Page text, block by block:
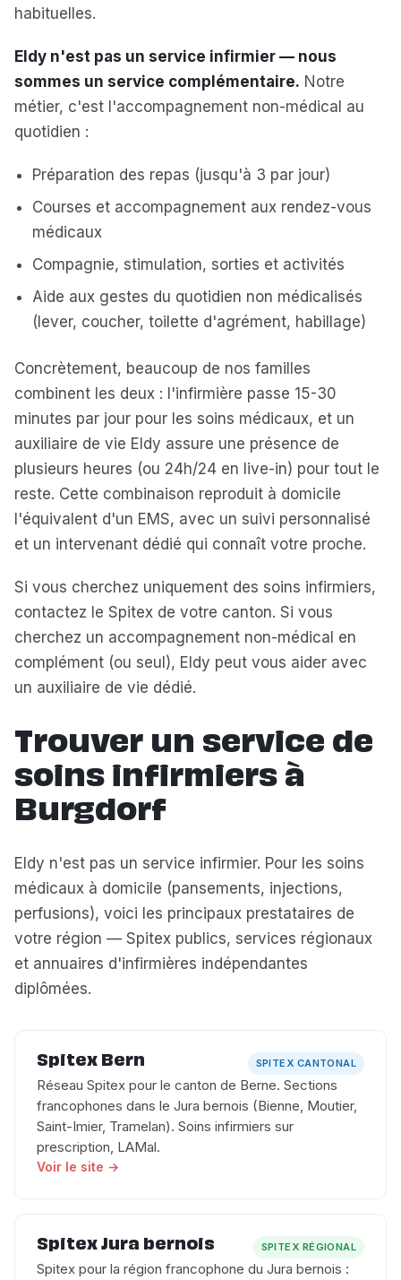
habituelles.
Eldy n'est pas un service infirmier — nous
sommes un service complémentaire. Notre
métier, c'est l'accompagnement non-médical au
quotidien :
Préparation des repas (jusqu'à 3 par jour)
Courses et accompagnement aux rendez-vous
médicaux
Compagnie, stimulation, sorties et activités
Aide aux gestes du quotidien non médicalisés
(lever, coucher, toilette d'agrément, habillage)
Concrètement, beaucoup de nos familles
combinent les deux : l'infirmière passe 15-30
minutes par jour pour les soins médicaux, et un
auxiliaire de vie Eldy assure une présence de
plusieurs heures (ou 24h/24 en live-in) pour tout le
reste. Cette combinaison reproduit à domicile
l'équivalent d'un EMS, avec un suivi personnalisé
et un intervenant dédié qui connaît votre proche.
Si vous cherchez uniquement des soins infirmiers,
contactez le Spitex de votre canton. Si vous
cherchez un accompagnement non-médical en
complément (ou seul), Eldy peut vous aider avec
un auxiliaire de vie dédié.
Trouver un service de
soins infirmiers à
Burgdorf
Eldy n'est pas un service infirmier. Pour les soins
médicaux à domicile (pansements, injections,
perfusions), voici les principaux prestataires de
votre région — Spitex publics, services régionaux
et annuaires d'infirmières indépendantes
diplômées.
Spitex Bern SPITEX CANTONAL
Réseau Spitex pour le canton de Berne. Sections
francophones dans le Jura bernois (Bienne, Moutier,
Saint-Imier, Tramelan). Soins infirmiers sur
prescription, LAMal.
Voir le site →
Spitex Jura bernois SPITEX RÉGIONAL
Spitex pour la région francophone du Jura bernois :